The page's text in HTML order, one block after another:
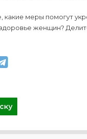
какие меры помогут
женщин?